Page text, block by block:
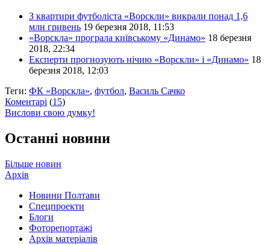
З квартири футболіста «Ворскли» викрали понад 1,6
млн гривень 19 березня 2018, 11:53
«Ворскла» програла київському «Динамо» 18 березня
2018, 22:34
Експерти прогнозують нічию «Ворскли» і «Динамо» 18
березня 2018, 12:03
Теги: ФК «Ворскла», футбол, Василь Сачко
Коментарі (15)
Вислови свою думку!
Останні новини
Більше новин
Архів
Новини Полтави
Спецпроекти
Блоги
Фоторепортажі
Архів матеріалів